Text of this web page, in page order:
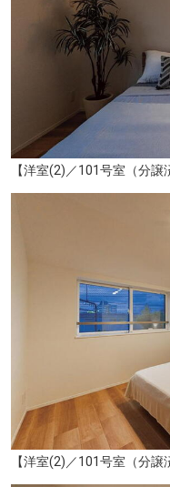
【洋室(2)／101号室（分
【洋室(2)／101号室（分